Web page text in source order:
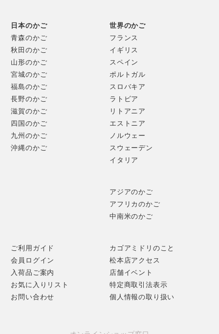
日本のかご
青森のかご
秋田のかご
山形のかご
宮城のかご
福島のかご
長野のかご
滋賀のかご
四国のかご
九州のかご
沖縄のかご
世界のかご
フランス
イギリス
スペイン
ポルトガル
スロバキア
ラトビア
リトアニア
エストニア
ノルウェー
スウェーデン
イタリア
アジアのかご
アフリカのかご
中南米のかご
ご利用ガイド
会員ログイン
入荷品ご案内
お気に入りリスト
お問い合わせ
カゴアミドリのこと
松本店アクセス
店舗イベント
特定商取引法表示
個人情報の取り扱い